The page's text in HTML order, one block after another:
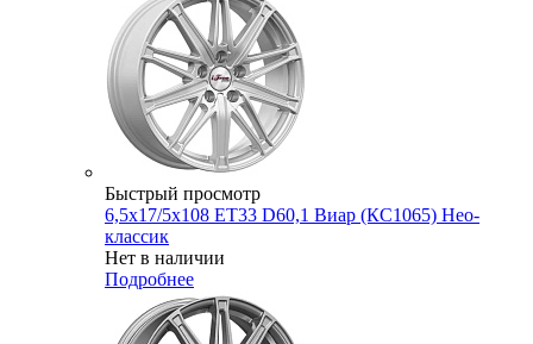
Быстрый просмотр
6,5x17/5x108 ET33 D60,1 Виар (КС1065) Нео-
классик
Нет в наличии
Подробнее